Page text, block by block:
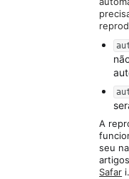
A
seu
Safar i.